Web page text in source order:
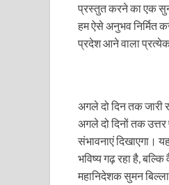
Benefits of
Sapne Me
Budget 2026:
Ajit Pawar
भारत पर्व में
प्रस्तुत करने का एक
हम ऐसे अनुभव निर्मित
प्रदेश आने वाला
अगले दो दिन तक जारी
अगले दो दिनों तक
संभावनाएं दिखाएगा।
भविष्य गढ़ रहा है,
महानिदेशक सुमन